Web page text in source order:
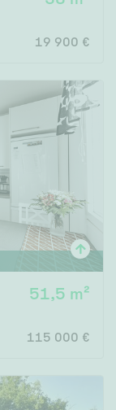
19 900 €
51,5 m²
115 000 €